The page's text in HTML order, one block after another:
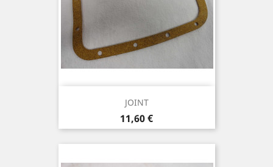
JOINT
Prix
11,60 €